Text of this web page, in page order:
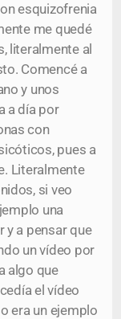
esquizofrenia
me quedé
literalmente al
Comencé a
y unos
a día por
con
pues a
Literalmente
si veo
una
y a pensar que
un vídeo por
algo que
el vídeo
era un ejemplo